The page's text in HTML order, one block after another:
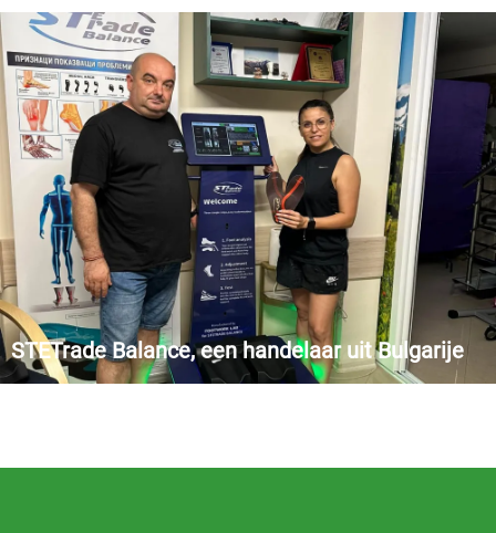
We bieden een testservice voor voetbiomechanica aan met
gebruik van FOOTWORK LAB® producten om een uitgebreide
analyse te verstrekken van de functie van de voet en het
onderste deel van de extremiteit.
STETrade Balance, een handelaar uit Bulgarije